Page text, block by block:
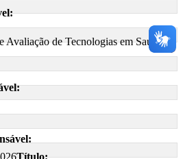
de Tecnologias em Saúde